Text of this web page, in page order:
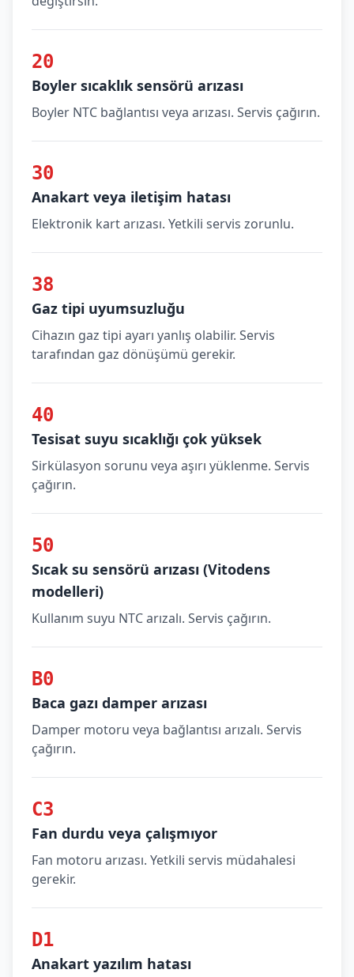
20
Boyler sıcaklık sensörü arızası
Boyler NTC bağlantısı veya arızası. Servis çağırın.
30
Anakart veya iletişim hatası
Elektronik kart arızası. Yetkili servis zorunlu.
38
Gaz tipi uyumsuzluğu
Cihazın gaz tipi ayarı yanlış olabilir. Servis
tarafından gaz dönüşümü gerekir.
40
Tesisat suyu sıcaklığı çok yüksek
Sirkülasyon sorunu veya aşırı yüklenme. Servis
çağırın.
50
Sıcak su sensörü arızası (Vitodens
modelleri)
Kullanım suyu NTC arızalı. Servis çağırın.
B0
Baca gazı damper arızası
Damper motoru veya bağlantısı arızalı. Servis
çağırın.
C3
Fan durdu veya çalışmıyor
Fan motoru arızası. Yetkili servis müdahalesi
gerekir.
D1
Anakart yazılım hatası